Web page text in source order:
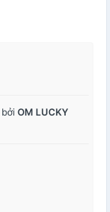
bởi OM LUCKY